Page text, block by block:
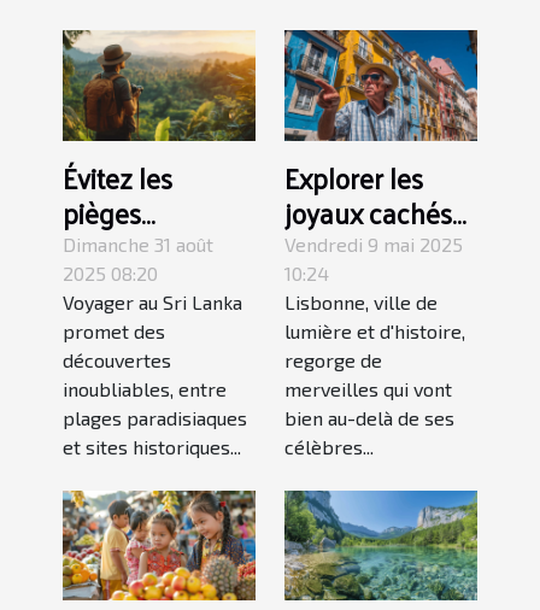
Évitez les
pièges
touristiques au
Sri Lanka :
conseils et
astuces
Dimanche 31 août
2025 08:20
Voyager au Sri Lanka
promet des
découvertes
inoubliables, entre
plages paradisiaques
et sites historiques...
Explorer les
joyaux cachés
de Lisbonne au-
delà des sites
touristiques
populaires
Vendredi 9 mai 2025
10:24
Lisbonne, ville de
lumière et d'histoire,
regorge de
merveilles qui vont
bien au-delà de ses
célèbres...